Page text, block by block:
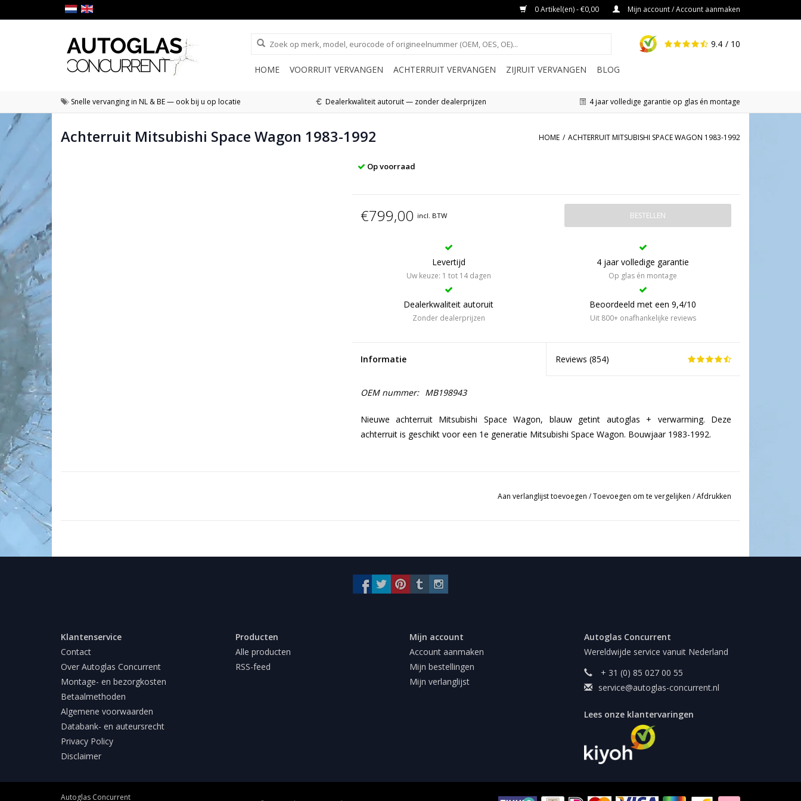
0 Artikel(en) - €0,00 Mijn account / Account aanmaken
9.4 / 10
HOME VOORRUIT VERVANGEN ACHTERRUIT VERVANGEN ZIJRUIT VERVANGEN BLOG
Snelle vervanging in NL & BE — ook bij u op locatie Dealerkwaliteit autoruit — zonder dealerprijzen 4 jaar volledige garantie op glas én montage
Achterruit Mitsubishi Space Wagon 1983-1992 HOME / ACHTERRUIT MITSUBISHI SPACE WAGON 1983-1992
Op voorraad
€799,00 incl. BTW BESTELLEN
Levertijd
Uw keuze: 1 tot 14 dagen
4 jaar volledige garantie
Op glas én montage
Dealerkwaliteit autoruit
Zonder dealerprijzen
Beoordeeld met een 9,4/10
Uit 800+ onafhankelijke reviews
Informatie Reviews (854)
OEM nummer: MB198943
Nieuwe achterruit Mitsubishi Space Wagon, blauw getint autoglas + verwarming. Deze
achterruit is geschikt voor een 1e generatie Mitsubishi Space Wagon. Bouwjaar 1983-1992.
Aan verlanglijst toevoegen /Toevoegen om te vergelijken /Afdrukken
Klantenservice
Contact
Over Autoglas Concurrent
Montage- en bezorgkosten
Betaalmethoden
Algemene voorwaarden
Databank- en auteursrecht
Privacy Policy
Disclaimer
Producten
Alle producten
RSS-feed
Mijn account
Account aanmaken
Mijn bestellingen
Mijn verlanglijst
Autoglas Concurrent
Wereldwijde service vanuit Nederland
+ 31 (0) 85 027 00 55
service@autoglas-concurrent.nl
Lees onze klantervaringen
Autoglas Concurrent